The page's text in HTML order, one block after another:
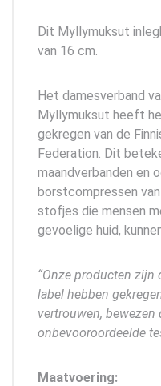
Dit Myllymuksut
van 16 cm.
Het damesverband
Myllymuksut heeft
gekregen van de
Federation. Dit
maandverbanden en
borstcompressen
stofjes die mensen
gevoelige huid,
“Onze producten
label hebben
vertrouwen,
onbevooroordeelde
Maatvoering: